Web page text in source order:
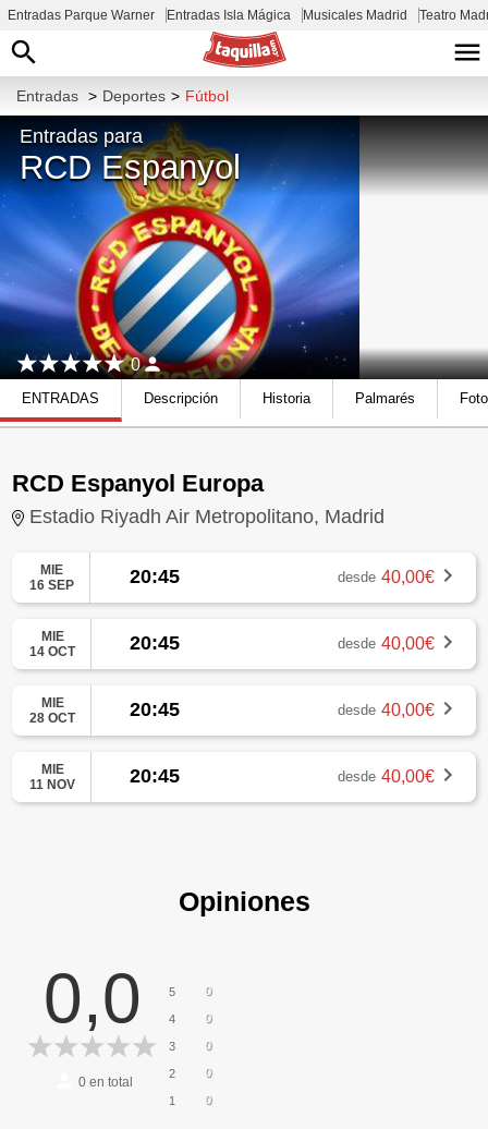
Entradas Parque Warner Entradas Isla Mágica Musicales Madrid Teatro
Entradas > Deportes > Fútbol
Entradas para
RCD Espanyol
0
ENTRADAS Descripción Historia Palmarés
RCD Espanyol Europa
Estadio Riyadh Air Metropolitano, Madrid
MIE
16 SEP
20:45 desde 40,00€
MIE
14 OCT
20:45 desde 40,00€
MIE
28 OCT
20:45 desde 40,00€
MIE
11 NOV
20:45 desde 40,00€
Opiniones
0,0
0en total
5 0
4 0
3 0
2 0
1 0